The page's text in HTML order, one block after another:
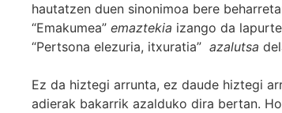
hautatzen duen sinonimoa bere
“Emakumea” emaztekia izango da
“Pertsona elezuria, itxuratia” azalutsa
Ez da hiztegi arrunta, ez daude hiztegi
adierak bakarrik azalduko dira bertan.